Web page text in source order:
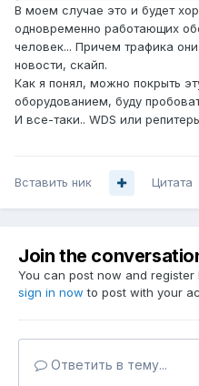
В моем случае это и будет
одновременно работающих
человек... Причем трафика
новости, скайп.
Как я понял, можно покрыть
оборудованием, буду
И все-таки.. WDS или
Вставить ник Цитата
Join the
You can post now and
sign in now to post with your
Ответить в тему...